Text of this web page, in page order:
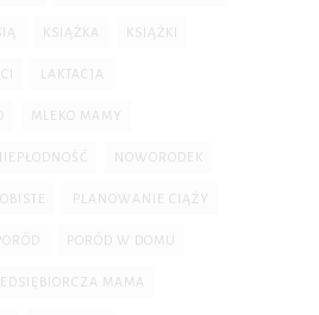
KSIĄŻKA KSIĄŻKI
LAKTACJA
MLEKO MAMY
NOWORODEK
PLANOWANIE CIĄŻY
PORÓD PORÓD W DOMU
MAMA